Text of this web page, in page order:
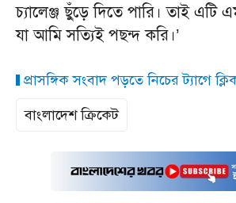
চ্যালেঞ্জ ছুঁড়ে দিতে পারি। তাই এটি
যা আমি সত্যিই পছন্দ করি।’
প্রাসঙ্গিক সংবাদ পড়তে নিচের ট্যাগে
বাংলাদেশ ক্রিকেট